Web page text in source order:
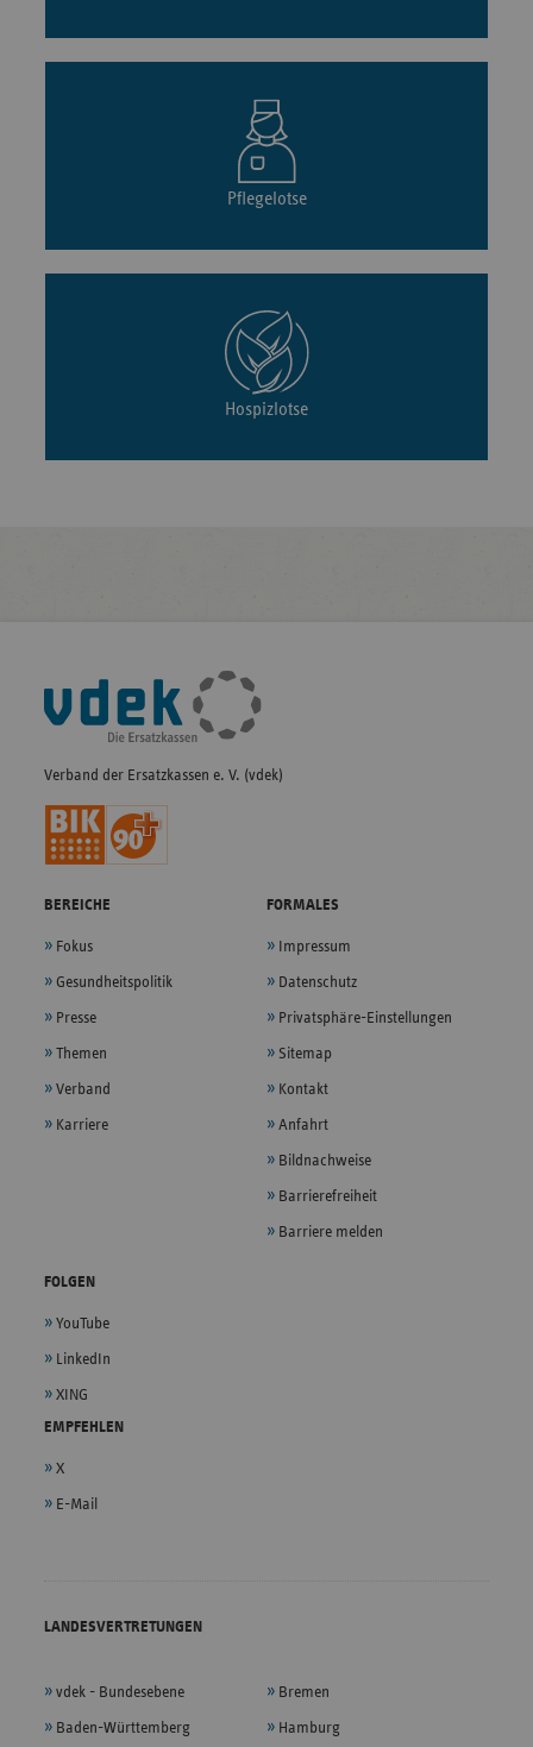
Pflegelotse
Hospizlotse
Fußleisten-
Navigation
Verband der Ersatzkassen e. V. (vdek)
BEREICHE
Fokus
Gesundheitspolitik
Presse
Themen
Verband
Karriere
FORMALES
Impressum
Datenschutz
Privatsphäre-Einstellungen
Sitemap
Kontakt
Anfahrt
Bildnachweise
Barrierefreiheit
Barriere melden
FOLGEN
YouTube
LinkedIn
XING
EMPFEHLEN
X
E-Mail
LANDESVERTRETUNGEN
vdek - Bundesebene
Baden-Württemberg
Bremen
Hamburg